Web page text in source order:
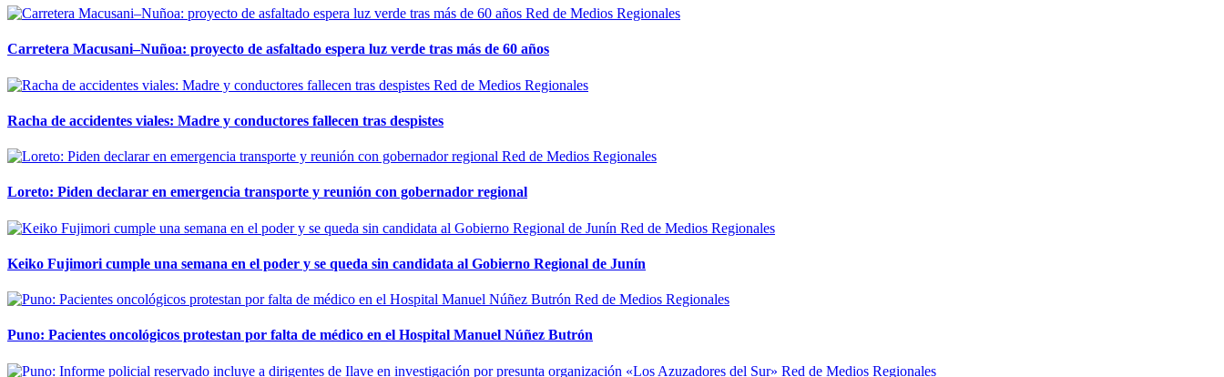
Red de Medios Regionales
Carretera Macusani–Nuñoa: proyecto de asfaltado espera luz verde tras más de 60 años
Red de Medios Regionales
Racha de accidentes viales: Madre y conductores fallecen tras despistes
Red de Medios Regionales
Loreto: Piden declarar en emergencia transporte y reunión con gobernador regional
Red de Medios Regionales
Keiko Fujimori cumple una semana en el poder y se queda sin candidata al Gobierno Regional de Junín
Red de Medios Regionales
Puno: Pacientes oncológicos protestan por falta de médico en el Hospital Manuel Núñez Butrón
Red de Medios Regionales